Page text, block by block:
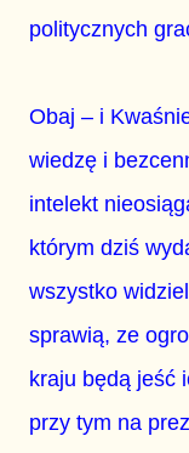
politycznych
Obaj – i
wiedzę i
intelekt
którym dziś
wszystko
sprawią, ze
kraju będą jeść
przy tym na